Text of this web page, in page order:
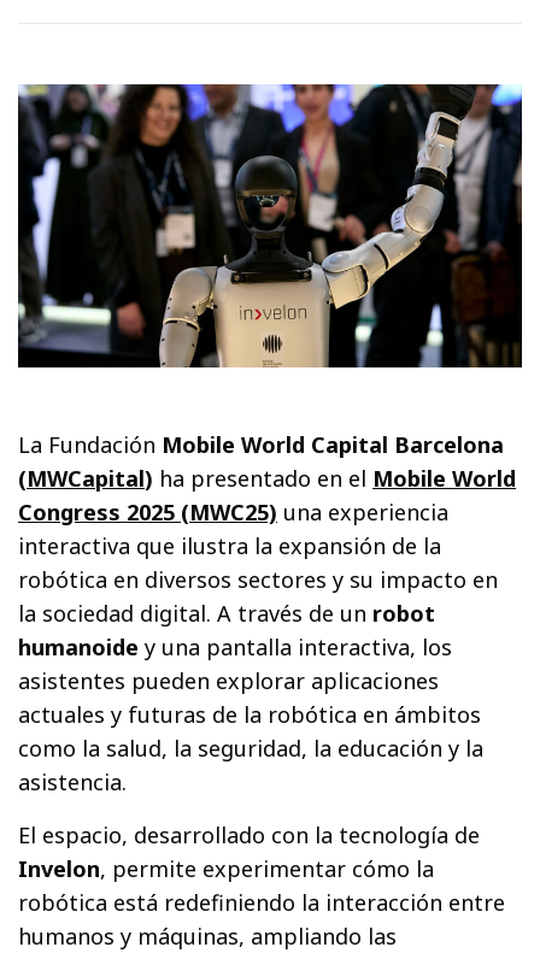
La Fundación Mobile World Capital Barcelona
(MWCapital) ha presentado en el Mobile World
Congress 2025 (MWC25) una experiencia
interactiva que ilustra la expansión de la
robótica en diversos sectores y su impacto en
la sociedad digital. A través de un robot
humanoide y una pantalla interactiva, los
asistentes pueden explorar aplicaciones
actuales y futuras de la robótica en ámbitos
como la salud, la seguridad, la educación y la
asistencia.
El espacio, desarrollado con la tecnología de
Invelon, permite experimentar cómo la
robótica está redefiniendo la interacción entre
humanos y máquinas, ampliando las